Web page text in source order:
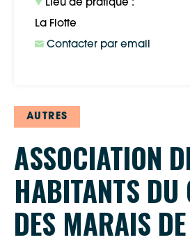
Lieu de pratique :
La Flotte
Contacter par email
AUTRES
ASSOCIATION
HABITANTS DU
DES MARAIS